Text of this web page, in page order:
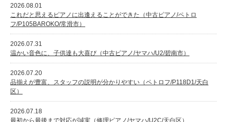
2026.08.01
これだと思えるピアノに出逢えることができた（中古ピアノ/ペトロ
フ/P105BAROKO/常滑市）
2026.07.31
温かい音色に、子供達も大喜び（中古ピアノ/ヤマハ/U2/碧南市）
2026.07.20
品揃えが豊富、スタッフの説明が分かりやすい（ペトロフ/P118D1/天白
区）
2026.07.18
最初から最後まで対応が誠実（修理ピアノ/ヤマハ/U2C/天白区）